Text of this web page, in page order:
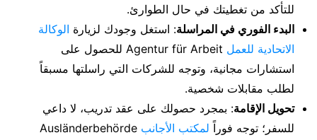
للتأكد من تغطيتك في حال الطوارئ.
البدء الفوري في المراسلة: استغل وجودك لزيارة الوكالة
الاتحادية للعمل
Agentur für Arbeit للحصول على
استشارات مجانية، وتوجه للشركات التي راسلتها مسبقاً
لطلب مقابلات شخصية.
تحويل الإقامة: بمجرد حصولك على عقد تدريب، لا داعي
للسفر؛ توجه فوراً لمكتب الأجانب Ausländerbehörde